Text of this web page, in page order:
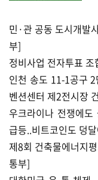
민·관 공동 도시개발
부]
정비사업 전자투표
인천 송도 11-1공구
벤션센터 제2전시장
우크라이나 전쟁에
급등..비트코인도 덩
제8회 건축물에너지
통부]